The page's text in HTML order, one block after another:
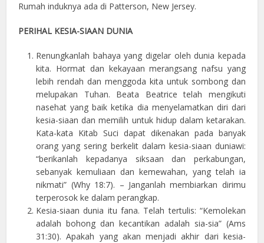
Rumah induknya ada di Patterson, New Jersey.
PERIHAL KESIA-SIAAN DUNIA
Renungkanlah bahaya yang digelar oleh dunia kepada
kita. Hormat dan kekayaan merangsang nafsu yang
lebih rendah dan menggoda kita untuk sombong dan
melupakan Tuhan. Beata Beatrice telah mengikuti
nasehat yang baik ketika dia menyelamatkan diri dari
kesia-siaan dan memilih untuk hidup dalam ketarakan.
Kata-kata Kitab Suci dapat dikenakan pada banyak
orang yang sering berkelit dalam kesia-siaan duniawi:
“berikanlah kepadanya siksaan dan perkabungan,
sebanyak kemuliaan dan kemewahan, yang telah ia
nikmati” (Why 18:7). – Janganlah membiarkan dirimu
terperosok ke dalam perangkap.
Kesia-siaan dunia itu fana. Telah tertulis: “Kemolekan
adalah bohong dan kecantikan adalah sia-sia” (Ams
31:30). Apakah yang akan menjadi akhir dari kesia-